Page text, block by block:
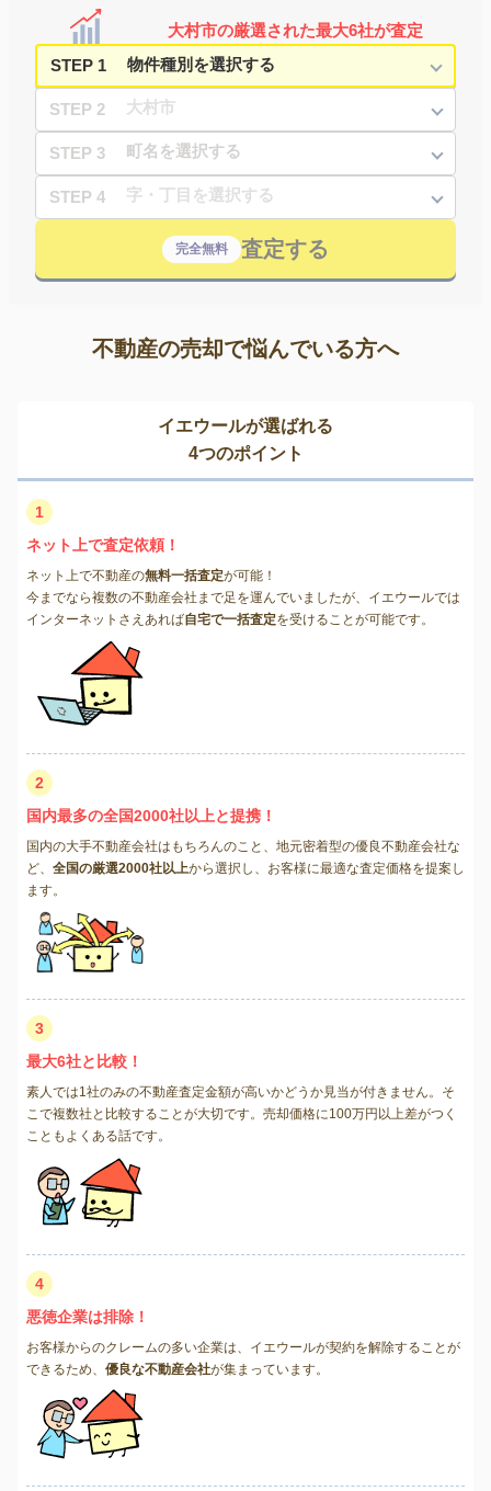
大村市の厳選された最大6社が査定
STEP 1
STEP 2
STEP 3
STEP 4
完全無料 査定する
不動産の売却で悩んでいる方へ
イエウールが選ばれる
4つのポイント
1
ネット上で査定依頼！
ネット上で不動産の無料一括査定が可能！
今までなら複数の不動産会社まで足を運んでいましたが、イエウールでは
インターネットさえあれば自宅で一括査定を受けることが可能です。
2
国内最多の全国2000社以上と提携！
国内の大手不動産会社はもちろんのこと、地元密着型の優良不動産会社な
ど、 全国の厳選2000社以上から選択し、お客様に最適な査定価格を提案し
ます。
3
最大6社と比較！
素人では1社のみの不動産査定金額が高いかどうか見当が付きません。そ
こで複数社と比較することが大切です。売却価格に100万円以上差がつく
こともよくある話です。
4
悪徳企業は排除！
お客様からのクレームの多い企業は、イエウールが契約を解除することが
できるため、 優良な不動産会社が集まっています。